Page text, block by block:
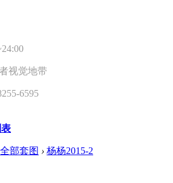
视觉地带
6595
全部套图 › 杨杨2015-2